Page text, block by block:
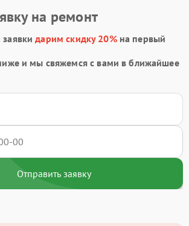
на ремонт
дарим скидку 20%на первый
и мы свяжемся с вами в ближайшее
Отправить заявку